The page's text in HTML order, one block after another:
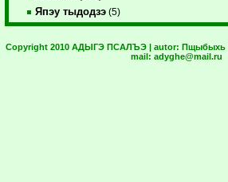
Япэу тыдодзэ (5)
Copyright 2010 АДЫГЭ ПСАЛЪЭ | autor: Пщыбыхь
mail: adyghe@mail.ru